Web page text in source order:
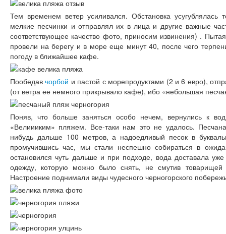
Тем временем ветер усиливался. Обстановка
мелкие песчинки и отправлял их в лица и другие важные
соответствующее качество фото, приносим извинения) .
провели на берегу и в море еще минут 40, после чего
погоду в ближайшее кафе.
Пообедавчорбой и пастой с морепродуктами (2 и 6 евро),
(от ветра ее немного прикрывало кафе), ибо «небольшая
Поняв, что больше заняться особо нечем, вернулись к
«Велиииким» пляжем. Все-таки нам это не удалось.
нибудь дальше 100 метров, а надоедливый песок в
промучившись час, мы стали неспешно собираться в
остановился чуть дальше и при подходе, вода доставала
одежду, которую можно было снять, не смутив товарищей
Настроение поднимали виды чудесного черногорского